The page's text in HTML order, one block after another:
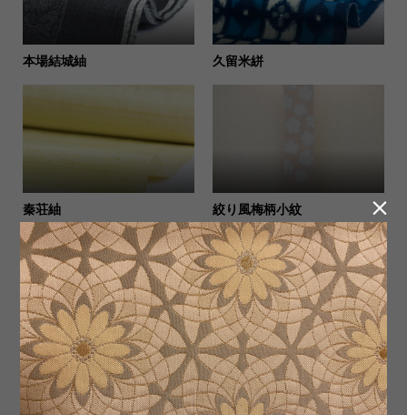
本場結城紬 久留米絣
秦荘紬 絞り風梅柄小紋
小干谷縮 作州絣
